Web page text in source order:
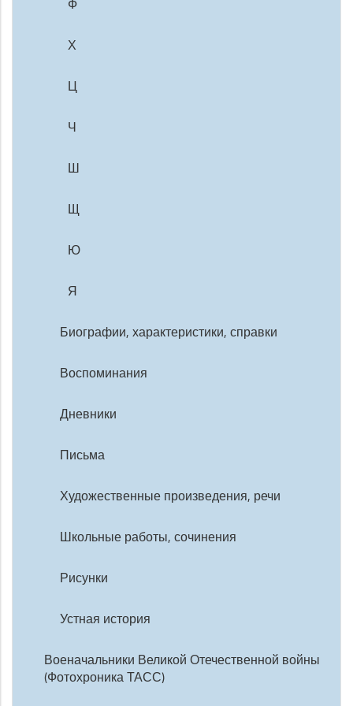
Ф
Х
Ц
Ч
Ш
Щ
Ю
Я
Биографии, характеристики, справки
Воспоминания
Дневники
Письма
Художественные произведения, речи
Школьные работы, сочинения
Рисунки
Устная история
Военачальники Великой Отечественной войны
(Фотохроника ТАСС)